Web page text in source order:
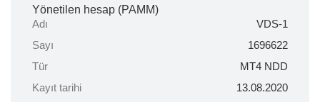
Yönetilen hesap (PAMM)
Adı
VDS-1
Sayı
1696622
Tür
MT4 NDD
Kayıt tarihi
13.08.2020